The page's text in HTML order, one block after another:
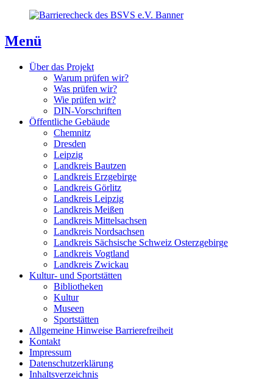
Inhaltsverzeichnis
Kontaktseite
Inhalt
Menü
Über das Projekt
Warum prüfen wir?
Was prüfen wir?
Wie prüfen wir?
DIN-Vorschriften
Öffentliche Gebäude
Chemnitz
Dresden
Leipzig
Landkreis Bautzen
Landkreis Erzgebirge
Landkreis Görlitz
Landkreis Leipzig
Landkreis Meißen
Landkreis Mittelsachsen
Landkreis Nordsachsen
Landkreis Sächsische Schweiz Osterzgebirge
Landkreis Vogtland
Landkreis Zwickau
Kultur- und Sportstätten
Bibliotheken
Kultur
Museen
Sportstätten
Allgemeine Hinweise Barrierefreiheit
Kontakt
Impressum
Datenschutzerklärung
Inhaltsverzeichnis